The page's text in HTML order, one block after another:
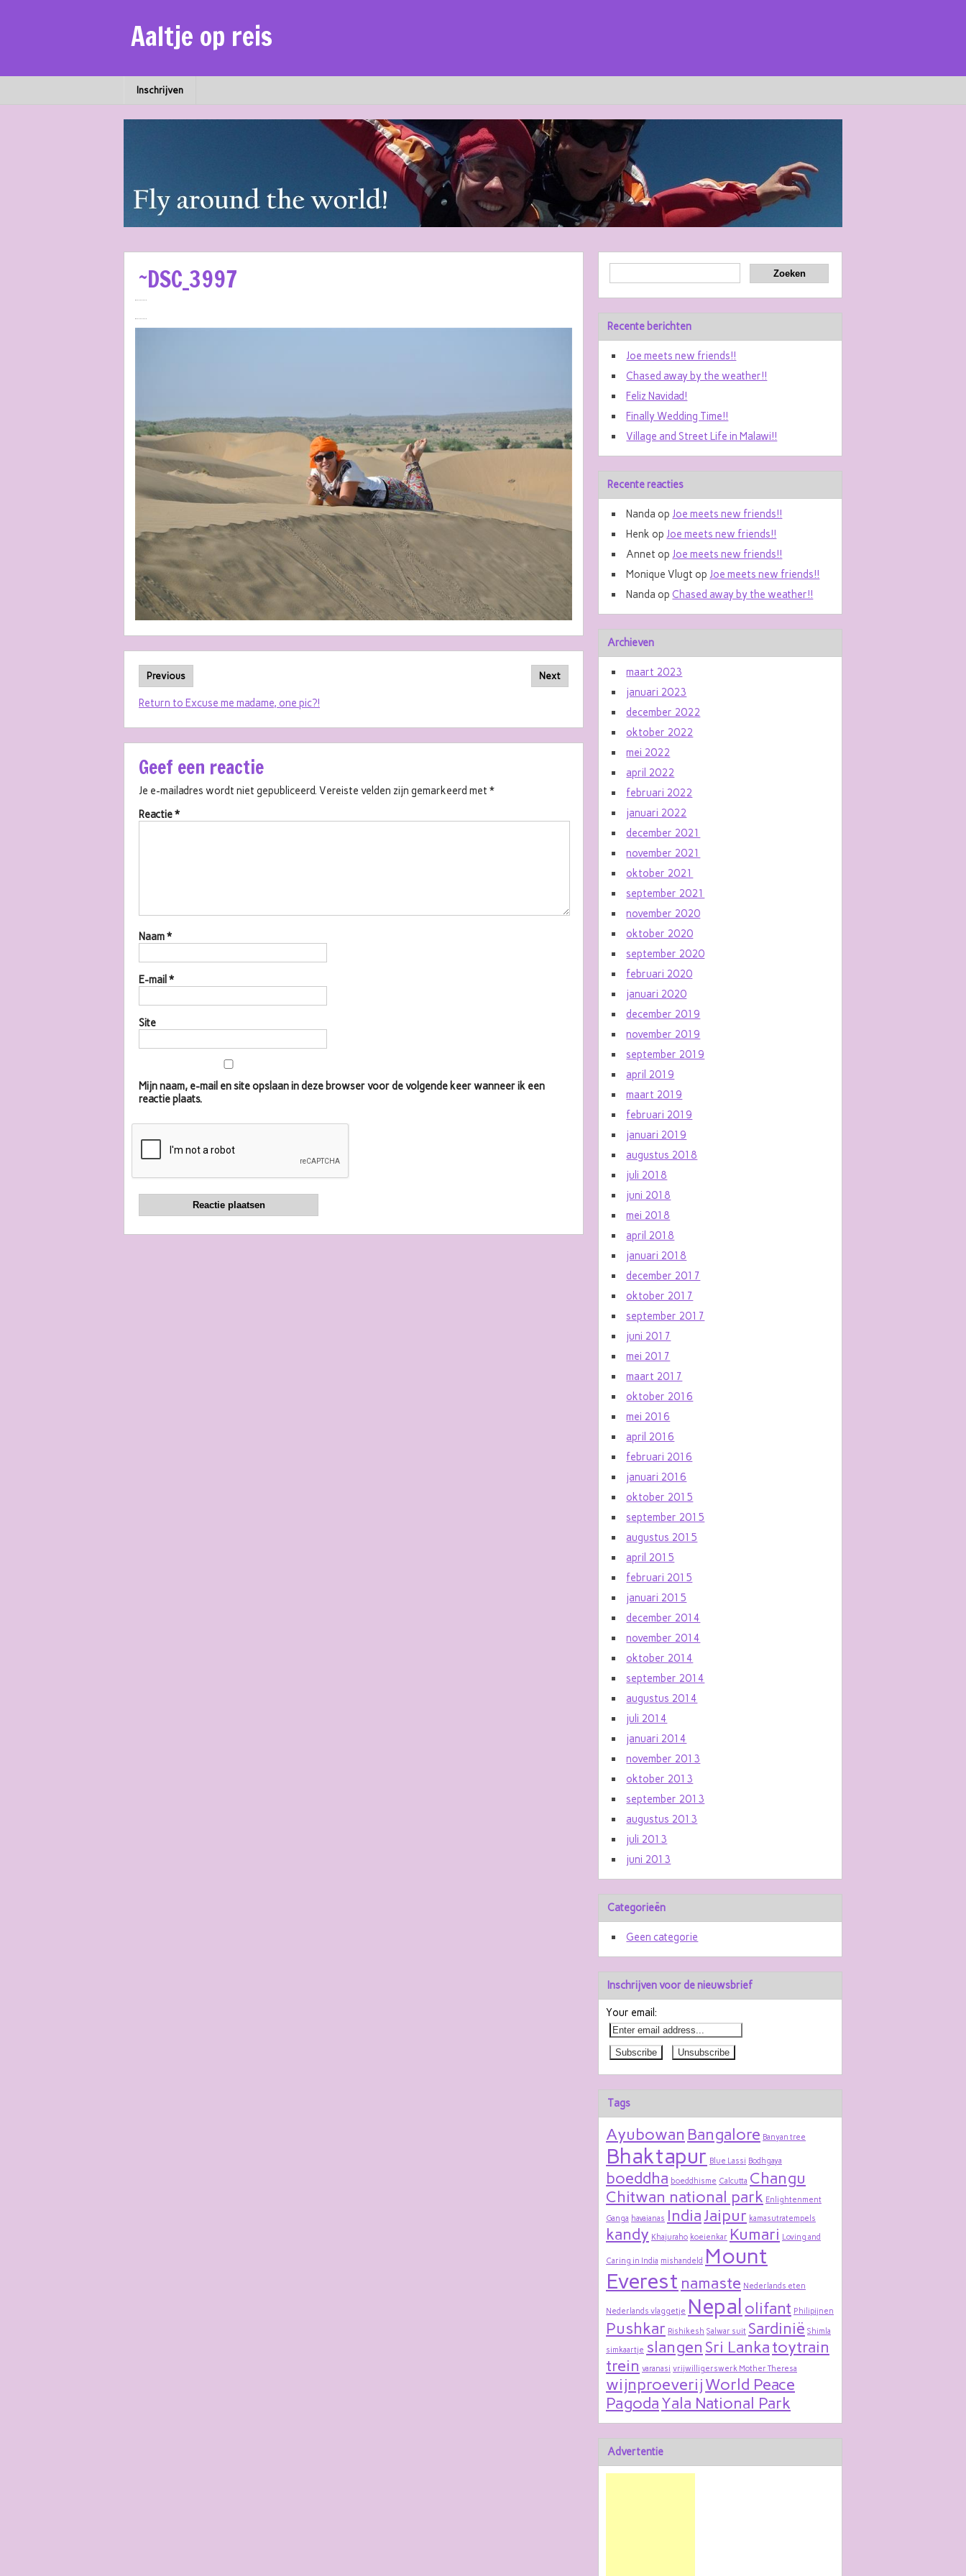
Aaltje op reis
Inschrijven
~DSC_3997
Previous Next
Return to Excuse me madame, one pic?!
Geef een reactie
Je e-mailadres wordt niet gepubliceerd. Vereiste velden zijn gemarkeerd met *
Reactie*
Naam*
E-mail *
Site
Mijn naam, e-mail en site opslaan in deze browser voor de volgende keer wanneer ik een
reactie plaats.
Recente berichten
Joe meets new friends!!
Chased away by the weather!!
Feliz Navidad!
Finally Wedding Time!!
Village and Street Life in Malawi!!
Recente reacties
Nanda opJoe meets new friends!!
Henk opJoe meets new friends!!
Annet opJoe meets new friends!!
Monique Vlugt opJoe meets new friends!!
Nanda opChased away by the weather!!
Archieven
maart 2023
januari 2023
december 2022
oktober 2022
mei 2022
april 2022
februari 2022
januari 2022
december 2021
november 2021
oktober 2021
september 2021
november 2020
oktober 2020
september 2020
februari 2020
januari 2020
december 2019
november 2019
september 2019
april 2019
maart 2019
februari 2019
januari 2019
augustus 2018
juli 2018
juni 2018
mei 2018
april 2018
januari 2018
december 2017
oktober 2017
september 2017
juni 2017
mei 2017
maart 2017
oktober 2016
mei 2016
april 2016
februari 2016
januari 2016
oktober 2015
september 2015
augustus 2015
april 2015
februari 2015
januari 2015
december 2014
november 2014
oktober 2014
september 2014
augustus 2014
juli 2014
januari 2014
november 2013
oktober 2013
september 2013
augustus 2013
juli 2013
juni 2013
Categorieën
Geen categorie
Inschrijven voor de nieuwsbrief
Your email:
Tags
Ayubowan Bangalore Banyan tree
Bhaktapur Blue Lassi Bodhgaya
boeddha boeddhisme Calcutta Changu
Chitwan national park Enlightenment
Ganga havaianas IndiaJaipur kamasutratempels
kandy Khajuraho koeienkar Kumari Loving and
Caring in India mishandeld Mount
Everest namaste Nederlands eten
Nederlands vlaggetje Nepal olifant Philipijnen
Pushkar Rishikesh Salwar suit Sardinië Shimla
simkaartje slangen Sri Lankatoytrain
trein varanasi vrijwilligerswerk Mother Theresa
wijnproeverijWorld Peace
PagodaYala National Park
Advertentie